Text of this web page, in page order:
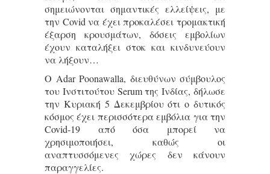
σημειώνονται σημαντικές ελλείψεις, με
την Covid να έχει προκαλέσει τρομακτική
έξαρση κρουσμάτων, δόσεις εμβολίων
έχουν καταλήξει στοκ και κινδυνεύουν
να λήξουν…
Ο Adar Poonawalla, διευθύνων σύμβουλος
του Ινστιτούτου Serum της Ινδίας, δήλωσε
την Κυριακή 5 Δεκεμβρίου ότι ο δυτικός
κόσμος έχει περισσότερα εμβόλια για την
Covid-19 από όσα μπορεί να
χρησιμοποιήσει, καθώς οι
αναπτυσσόμενες χώρες δεν κάνουν
παραγγελίες.